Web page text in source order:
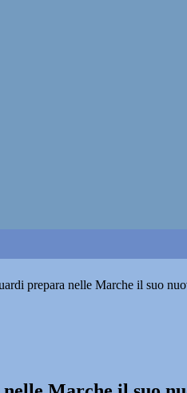
prepara nelle Marche il suo